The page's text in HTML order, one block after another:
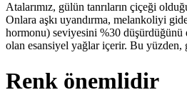
Atalarımız, gülün tanrıların çiçeği
Onlara aşkı uyandırma, melankoliyi
hormonu) seviyesini %30
olan esansiyel yağlar içerir. Bu
Renk önemlidir